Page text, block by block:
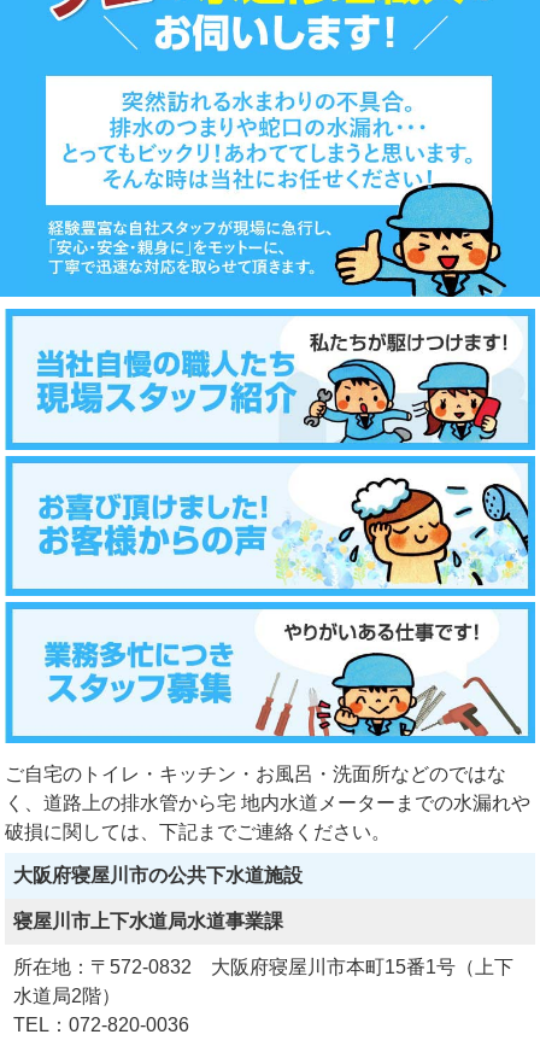
ご自宅のトイレ・キッチン・お風呂・洗面所などのではな
く、道路上の排水管から宅 地内水道メーターまでの水漏れや
破損に関しては、下記までご連絡ください。
大阪府寝屋川市の公共下水道施設
寝屋川市上下水道局水道事業課
所在地：〒572-0832 大阪府寝屋川市本町15番1号（上下
水道局2階）
TEL：072-820-0036